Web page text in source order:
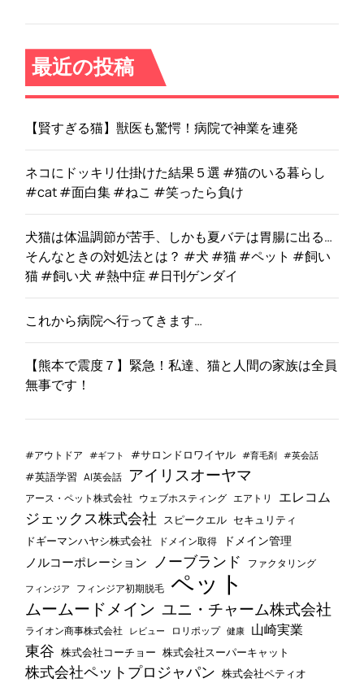
最近の投稿
【賢すぎる猫】獣医も驚愕！病院で神業を連発
ネコにドッキリ仕掛けた結果５選 #猫のいる暮らし
#cat #面白集 #ねこ #笑ったら負け
犬猫は体温調節が苦手、しかも夏バテは胃腸に出る…
そんなときの対処法とは？ #犬 #猫 #ペット #飼い
猫 #飼い犬 #熱中症 #日刊ゲンダイ
これから病院へ行ってきます…
【熊本で震度７】緊急！私達、猫と人間の家族は全員
無事です！
#アウトドア #ギフト #サロンドロワイヤル #育毛剤 #英会話
#英語学習 AI英会話 アイリスオーヤマ
アース・ペット株式会社 ウェブホスティング エアトリ エレコム
ジェックス株式会社 スピークエル セキュリティ
ドギーマンハヤシ株式会社 ドメイン取得 ドメイン管理
ノルコーポレーション ノーブランド ファクタリング
フィンジア フィンジア初期脱毛 ペット
ムームードメイン ユニ・チャーム株式会社
ライオン商事株式会社 レビュー ロリポップ 健康 山崎実業
東谷 株式会社コーチョー 株式会社スーパーキャット
株式会社ペットプロジャパン 株式会社ペティオ